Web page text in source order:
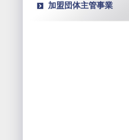
加盟団体主管事業